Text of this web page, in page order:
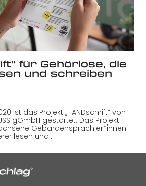
für Gehörlose, die
und schreiben
ist das Projekt „HANDschrift“ von
gGmbH gestartet. Das Projekt
Gebärdensprachler*innen
lesen und…